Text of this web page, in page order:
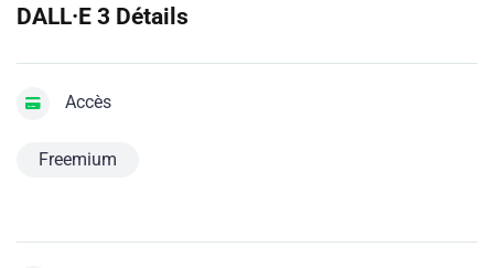
DALL·E 3 Détails
Accès
Freemium